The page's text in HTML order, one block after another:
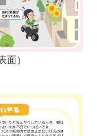
面）